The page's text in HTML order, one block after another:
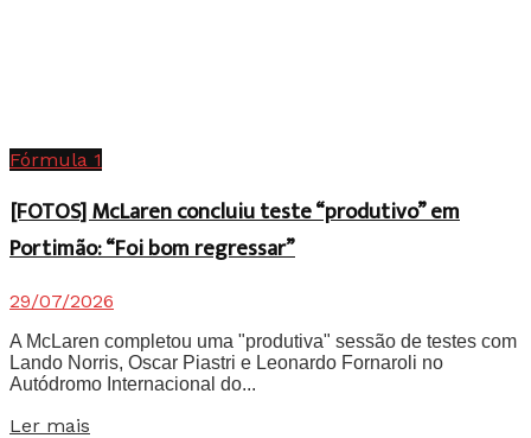
Fórmula 1
[FOTOS] McLaren concluiu teste “produtivo” em
Portimão: “Foi bom regressar”
29/07/2026
A McLaren completou uma "produtiva" sessão de testes com
Lando Norris, Oscar Piastri e Leonardo Fornaroli no
Autódromo Internacional do...
Ler mais